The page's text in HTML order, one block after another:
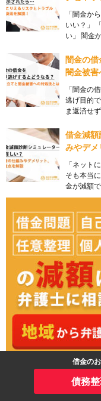
借金の
債務
「闇金か
いい？」
い」 闇金
闇金の借
闇金被害
「闇金の
逃げ目的
ま返済せ
借金減額
みやデメ
「ネット
そも本当
金が減額